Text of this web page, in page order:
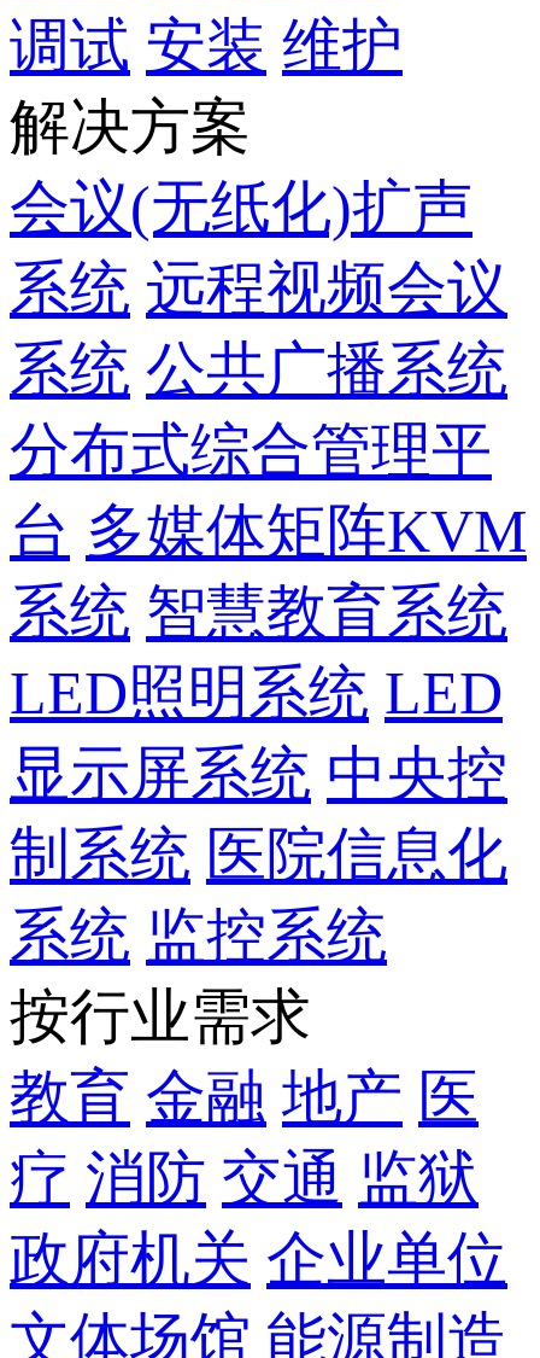
调试 安装 维护
解决方案
会议(无纸化)扩声
系统 远程视频会议
系统 公共广播系统
分布式综合管理平
台 多媒体矩阵KVM
系统 智慧教育系统
LED照明系统 LED
显示屏系统 中央控
制系统 医院信息化
系统 监控系统
按行业需求
教育 金融 地产 医
疗 消防 交通 监狱
政府机关 企业单位
文体场馆 能源制造